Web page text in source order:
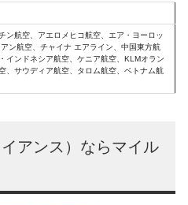
ン航空、アエロメヒコ航空、エア・ヨーロッ
ン航空、チャイナ エアライン、中国東方航
インドネシア航空、ケニア航空、KLMオラン
、サウディア航空、タロム航空、ベトナム航
アンス）ならマイル